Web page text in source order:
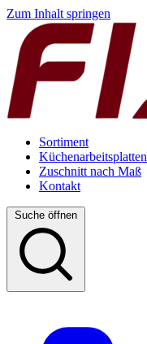
Zum Inhalt springen
Sortiment
Küchenarbeitsplatten
Zuschnitt nach Maß
Kontakt
Suche öffnen